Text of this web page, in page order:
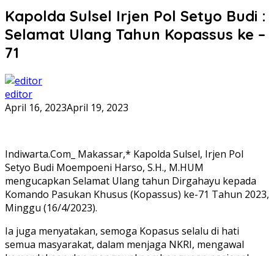
Kapolda Sulsel Irjen Pol Setyo Budi :
Selamat Ulang Tahun Kopassus ke –
71
editor
April 16, 2023April 19, 2023
Indiwarta.Com_ Makassar,* Kapolda Sulsel, Irjen Pol
Setyo Budi Moempoeni Harso, S.H., M.HUM
mengucapkan Selamat Ulang tahun Dirgahayu kepada
Komando Pasukan Khusus (Kopassus) ke-71 Tahun 2023,
Minggu (16/4/2023).
Ia juga menyatakan, semoga Kopasus selalu di hati
semua masyarakat, dalam menjaga NKRI, mengawal